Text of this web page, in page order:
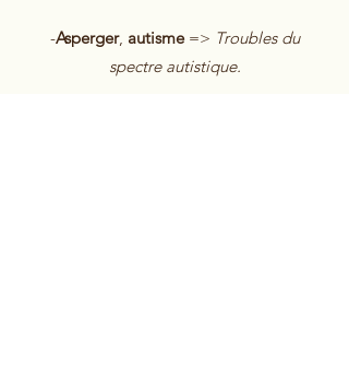
-Asperger, autisme=> Troubles du
spectre autistique.